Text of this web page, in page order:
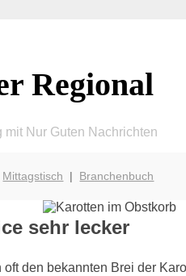
Regional
mit Nur Guten Nachrichten
Mittagstisch | Branchenbuch
sehr lecker
den bekannten Brei der